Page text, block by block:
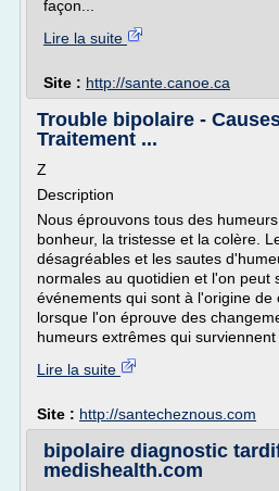
façon...
Lire la suite
Site : http://sante.canoe.ca
Trouble bipolaire -
Traitement ...
Z
Description
Nous éprouvons tous des
bonheur, la tristesse et la colère.
désagréables et les sautes
normales au quotidien et l'on peut
événements qui sont à l'origine de
lorsque l'on éprouve des
humeurs extrêmes qui surviennent
Lire la suite
Site : http://santecheznous.com
bipolaire diagnostic
medishealth.com